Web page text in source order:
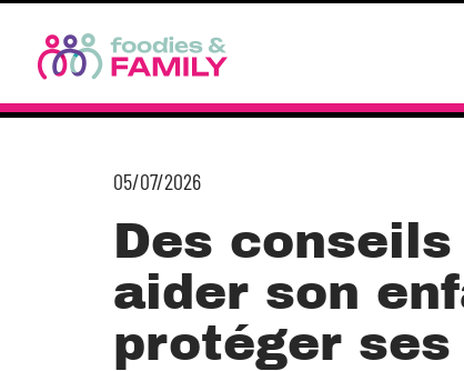
05/07/2026
Des
aider son
protéger